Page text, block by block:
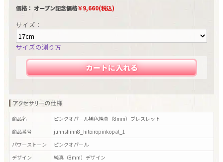
価格： オープン記念価格￥9,660(税込)
サイズ：
サイズの測り方
カートに入れる
商品名
ピンクオパール鴇色純真（8mm）ブレスレット
商品番号
junnshinn8_hitoiropinkopal_1
パワーストーン
ピンクオパール
デザイン
純真（8mm） デザイン